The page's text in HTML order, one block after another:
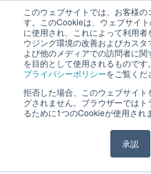
このウェブサイトでは、お客様
す。このCookieは、ウェブサイ
に使用され、これによって利用
ウジング環境の改善およびカス
よび他のメディアでの訪問者に
を目的として使用されるものです
プライバシーポリシーをご覧くだ
拒否した場合、このウェブサイ
グされません。ブラウザーでは
るために1つのCookieが使用され
承認
5月 17, 2024